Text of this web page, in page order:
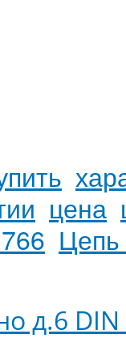
цена
Цепь